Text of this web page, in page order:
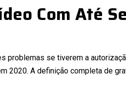
Com Até
problemas se tiverem a
2020. A definição completa de